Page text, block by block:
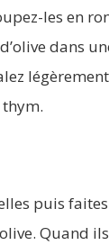
les en
dans
puis
Quand